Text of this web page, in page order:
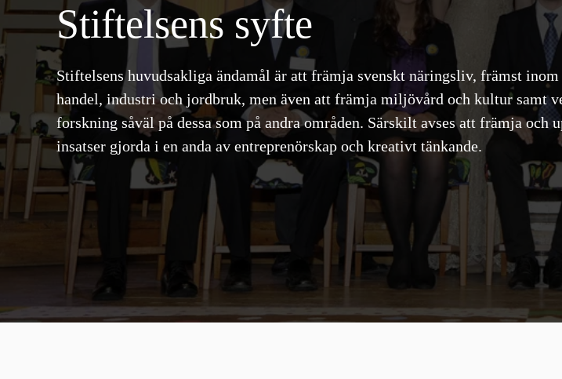
Stiftelsens syfte
Stiftelsens huvudsakliga ändamål är att främja svenskt näringsliv, främst inom
handel, industri och jordbruk, men även att främja miljövård och kultur samt
forskning såväl på dessa som på andra områden. Särskilt avses att främja och
insatser gjorda i en anda av entreprenörskap och kreativt tänkande.